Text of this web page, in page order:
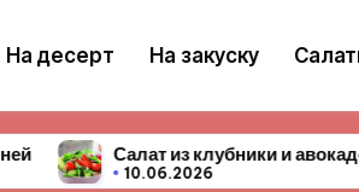
На десерт На закуску
и авокадо Первые блюда —